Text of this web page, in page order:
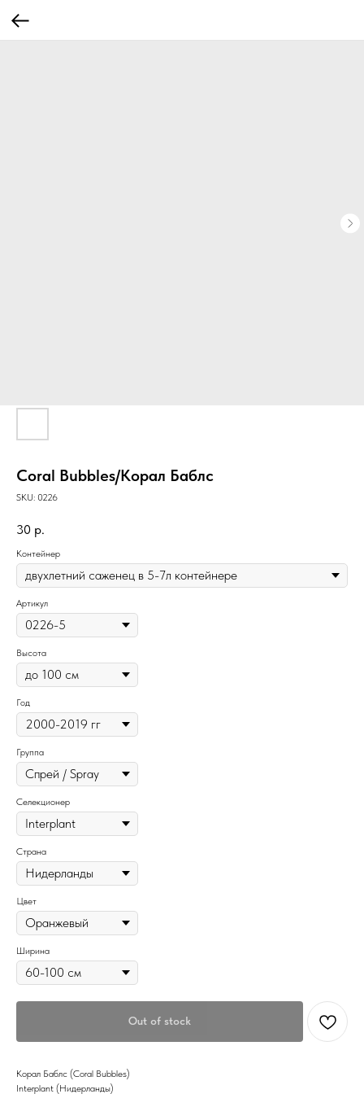
Coral Bubbles/Корал Баблс
SKU: 0226
30 р.
Контейнер
Артикул
Высота
Год
Группа
Селекционер
Страна
Цвет
Ширина
Out of stock
Корал Баблс (Coral Bubbles)
Interplant (Нидерланды)